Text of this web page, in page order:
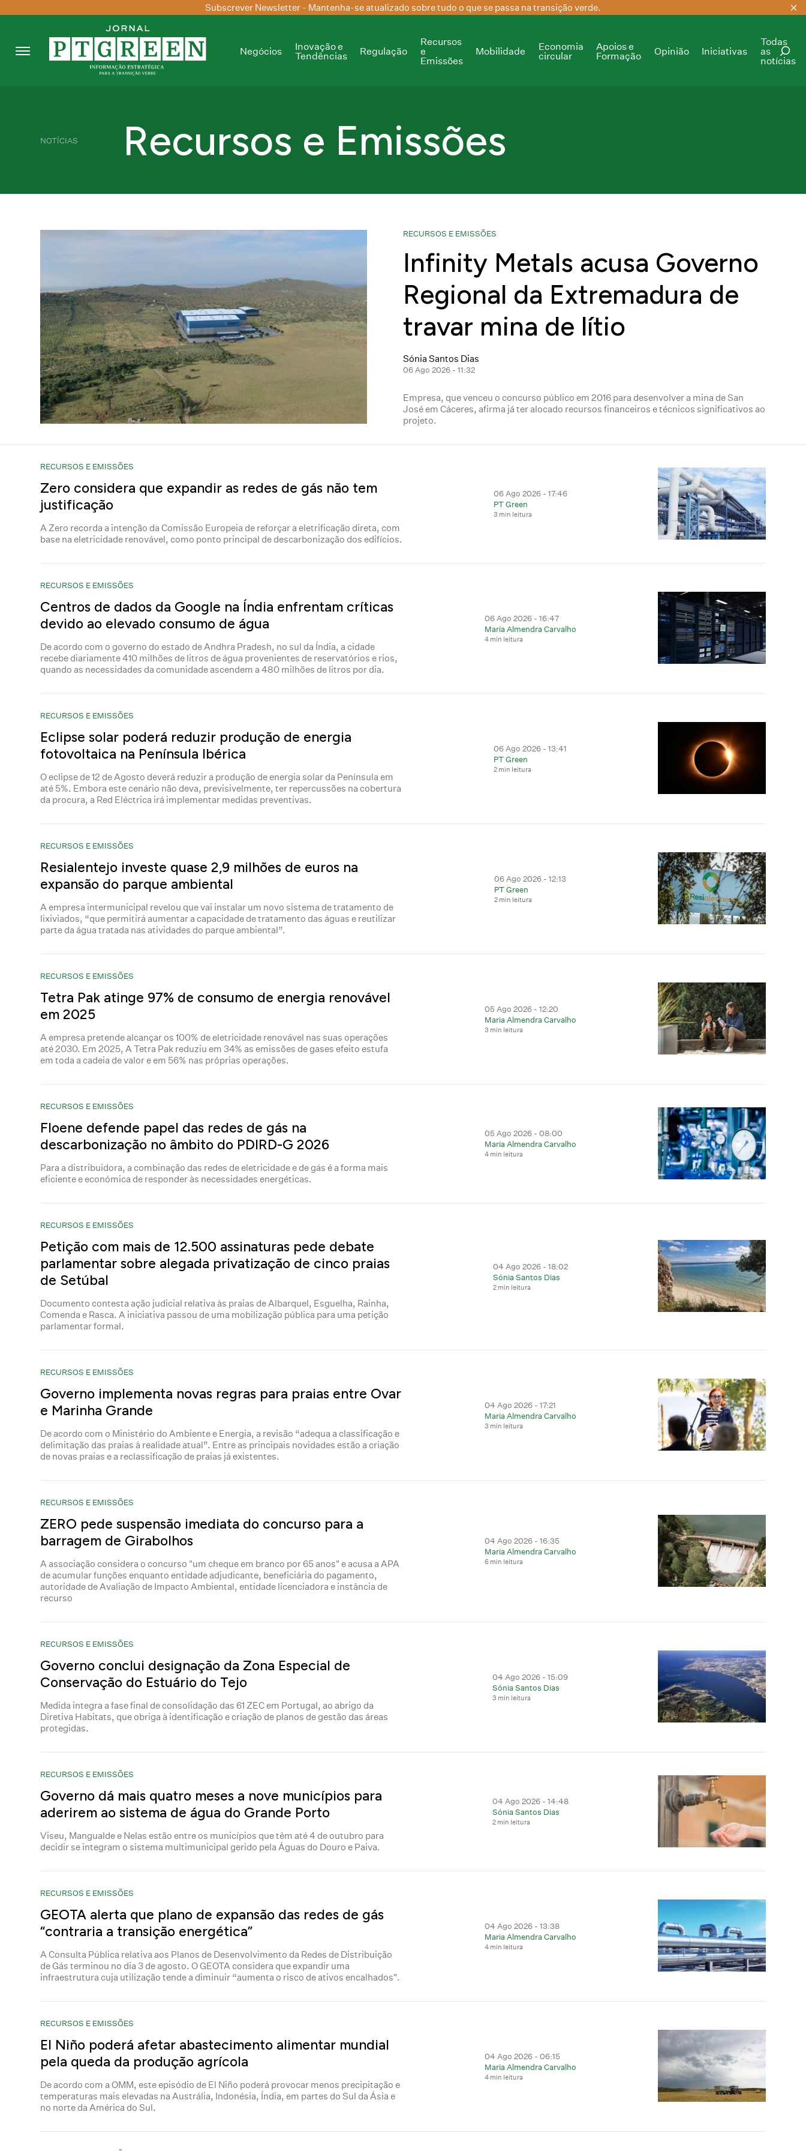
Subscrever Newsletter - Mantenha-se atualizado sobre tudo o que se passa na transição verde.
Negócios
Inovação e
Tendências
Regulação
Recursos
e
Emissões
Mobilidade
Economia
circular
Apoios e
Formação
Opinião Iniciativas
Todas
as
notícias
NOTÍCIAS Recursos e Emissões
RECURSOS E EMISSÕES
Infinity Metals acusa Governo
Regional da Extremadura de
travar mina de lítio
Sónia Santos Dias
06 Ago 2026 - 11:32
Empresa, que venceu o concurso público em 2016 para desenvolver a mina de San
José em Cáceres, afirma já ter alocado recursos financeiros e técnicos significativos ao
projeto.
RECURSOS E EMISSÕES
Zero considera que expandir as redes de gás não tem
justificação
A Zero recorda a intenção da Comissão Europeia de reforçar a eletrificação direta, com
base na eletricidade renovável, como ponto principal de descarbonização dos edifícios.
06 Ago 2026 - 17:46
PT Green
3 min leitura
RECURSOS E EMISSÕES
Centros de dados da Google na Índia enfrentam críticas
devido ao elevado consumo de água
De acordo com o governo do estado de Andhra Pradesh, no sul da Índia, a cidade
recebe diariamente 410 milhões de litros de água provenientes de reservatórios e rios,
quando as necessidades da comunidade ascendem a 480 milhões de litros por dia.
06 Ago 2026 - 16:47
Maria Almendra Carvalho
4 min leitura
RECURSOS E EMISSÕES
Eclipse solar poderá reduzir produção de energia
fotovoltaica na Península Ibérica
O eclipse de 12 de Agosto deverá reduzir a produção de energia solar da Península em
até 5%. Embora este cenário não deva, previsivelmente, ter repercussões na cobertura
da procura, a Red Eléctrica irá implementar medidas preventivas.
06 Ago 2026 - 13:41
PT Green
2 min leitura
RECURSOS E EMISSÕES
Resialentejo investe quase 2,9 milhões de euros na
expansão do parque ambiental
A empresa intermunicipal revelou que vai instalar um novo sistema de tratamento de
lixiviados, “que permitirá aumentar a capacidade de tratamento das águas e reutilizar
parte da água tratada nas atividades do parque ambiental”.
06 Ago 2026 - 12:13
PT Green
2 min leitura
RECURSOS E EMISSÕES
Tetra Pak atinge 97% de consumo de energia renovável
em 2025
A empresa pretende alcançar os 100% de eletricidade renovável nas suas operações
até 2030. Em 2025, A Tetra Pak reduziu em 34% as emissões de gases efeito estufa
em toda a cadeia de valor e em 56% nas próprias operações.
05 Ago 2026 - 12:20
Maria Almendra Carvalho
3 min leitura
RECURSOS E EMISSÕES
Floene defende papel das redes de gás na
descarbonização no âmbito do PDIRD-G 2026
Para a distribuidora, a combinação das redes de eletricidade e de gás é a forma mais
eficiente e económica de responder às necessidades energéticas.
05 Ago 2026 - 08:00
Maria Almendra Carvalho
4 min leitura
RECURSOS E EMISSÕES
Petição com mais de 12.500 assinaturas pede debate
parlamentar sobre alegada privatização de cinco praias
de Setúbal
Documento contesta ação judicial relativa às praias de Albarquel, Esguelha, Rainha,
Comenda e Rasca. A iniciativa passou de uma mobilização pública para uma petição
parlamentar formal.
04 Ago 2026 - 18:02
Sónia Santos Dias
2 min leitura
RECURSOS E EMISSÕES
Governo implementa novas regras para praias entre Ovar
e Marinha Grande
De acordo com o Ministério do Ambiente e Energia, a revisão “adequa a classificação e
delimitação das praias à realidade atual”. Entre as principais novidades estão a criação
de novas praias e a reclassificação de praias já existentes.
04 Ago 2026 - 17:21
Maria Almendra Carvalho
3 min leitura
RECURSOS E EMISSÕES
ZERO pede suspensão imediata do concurso para a
barragem de Girabolhos
A associação considera o concurso "um cheque em branco por 65 anos" e acusa a APA
de acumular funções enquanto entidade adjudicante, beneficiária do pagamento,
autoridade de Avaliação de Impacto Ambiental, entidade licenciadora e instância de
recurso
04 Ago 2026 - 16:35
Maria Almendra Carvalho
6 min leitura
RECURSOS E EMISSÕES
Governo conclui designação da Zona Especial de
Conservação do Estuário do Tejo
Medida integra a fase final de consolidação das 61 ZEC em Portugal, ao abrigo da
Diretiva Habitats, que obriga à identificação e criação de planos de gestão das áreas
protegidas.
04 Ago 2026 - 15:09
Sónia Santos Dias
3 min leitura
RECURSOS E EMISSÕES
Governo dá mais quatro meses a nove municípios para
aderirem ao sistema de água do Grande Porto
Viseu, Mangualde e Nelas estão entre os municípios que têm até 4 de outubro para
decidir se integram o sistema multimunicipal gerido pela Águas do Douro e Paiva.
04 Ago 2026 - 14:48
Sónia Santos Dias
2 min leitura
RECURSOS E EMISSÕES
GEOTA alerta que plano de expansão das redes de gás
“contraria a transição energética”
A Consulta Pública relativa aos Planos de Desenvolvimento da Redes de Distribuição
de Gás terminou no dia 3 de agosto. O GEOTA considera que expandir uma
infraestrutura cuja utilização tende a diminuir “aumenta o risco de ativos encalhados".
04 Ago 2026 - 13:38
Maria Almendra Carvalho
4 min leitura
RECURSOS E EMISSÕES
El Niño poderá afetar abastecimento alimentar mundial
pela queda da produção agrícola
De acordo com a OMM, este episódio de El Niño poderá provocar menos precipitação e
temperaturas mais elevadas na Austrália, Indonésia, Índia, em partes do Sul da Ásia e
no norte da América do Sul.
04 Ago 2026 - 06:15
Maria Almendra Carvalho
4 min leitura